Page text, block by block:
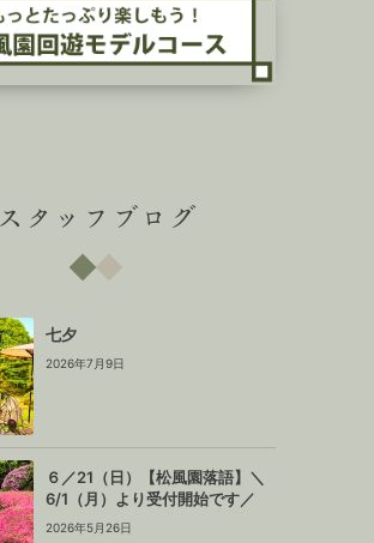
スタッフブログ
七夕
2026年7月9日
６／21（日）【松風園落語】＼
6/1（月）より受付開始です／
2026年5月26日